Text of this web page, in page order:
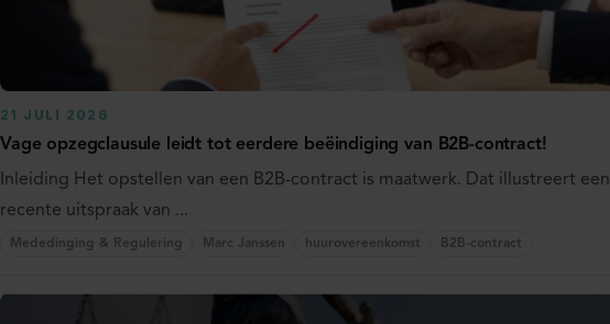
21 JULI 2026
Vage opzegclausule leidt tot eerdere beëindiging van B2B-contract!
Inleiding Het opstellen van een B2B-contract is maatwerk. Dat illustreert een
recente uitspraak van ...
Mededinging & Regulering Marc Janssen huurovereenkomst B2B-contract